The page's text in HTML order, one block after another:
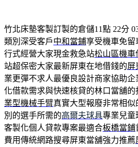
竹北床墊客製訂製的倉儲11點 22分
類別深受客戶中和當鋪享受機車免留
行式經營大家現金救急站松山區機車
站超保密大家最新屏東在地借錢的屏
業更彈不求人最優良設計商家協助企
化借款需求與快速核貸的林口當舖
業型機械手臂真實大型報廢非常相
別的選手所需的高爾夫球具專業兒童
客製化個人貸款專案最適合板橋當鋪
費用傳統網路搜尋屏東當舖強力推薦